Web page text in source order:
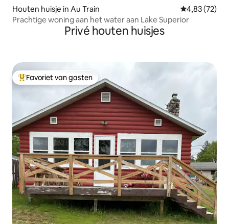
Houten huisje in Au Train Gemiddelde
4,83 (72)
Prachtige woning aan het water aan Lake Superior
Privé houten huisjes
Topfavoriet van gasten
Favoriet van gasten